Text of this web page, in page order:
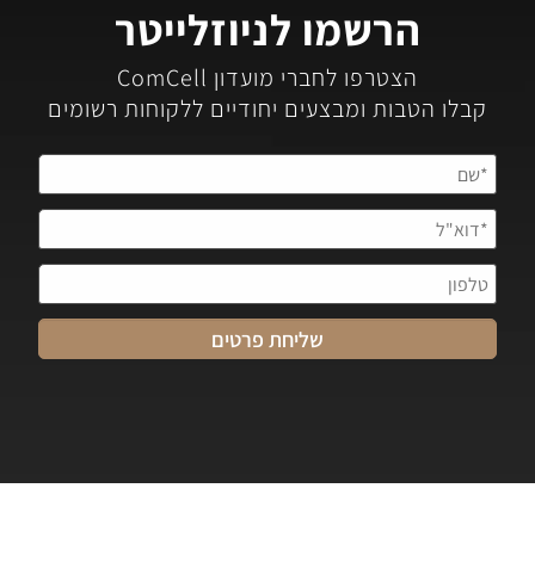
הרשמו לניוזלייטר
הצטרפו לחברי מועדון ComCell
קבלו הטבות ומבצעים יחודיים ללקוחות רשומים